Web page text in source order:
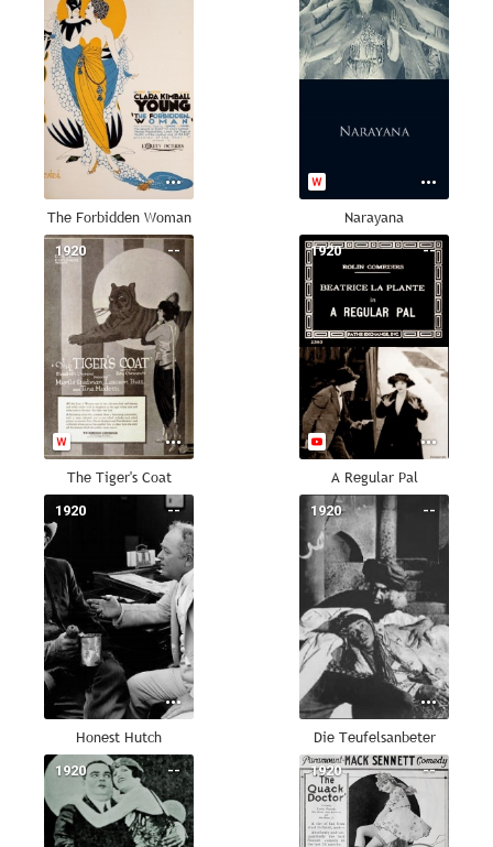
The Forbidden Woman Narayana
--
1920
The Tiger's Coat
--
1920
A Regular Pal
--
1920
Honest Hutch
--
1920
Die Teufelsanbeter
--
1920 --
1920